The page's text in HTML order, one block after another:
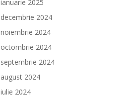
ianuarie 2025
decembrie 2024
noiembrie 2024
octombrie 2024
septembrie 2024
august 2024
iulie 2024